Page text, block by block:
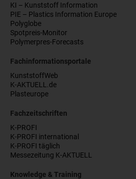
KI – Kunststoff Information
PIE – Plastics Information Europe
Polyglobe
Spotpreis-Monitor
Polymerpres-Forecasts
Fachinformationsportale
KunststoffWeb
K-AKTUELL.de
Plasteurope
Fachzeitschriften
K-PROFI
K-PROFI international
K-PROFI täglich
Messezeitung K-AKTUELL
Knowledge & Training